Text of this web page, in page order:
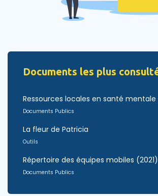
Documents les plus
Ressources locales en santé mentale
Documents Publics
La fleur de Patricia
Outils
Répertoire des équipes mobiles (2021)
Documents Publics